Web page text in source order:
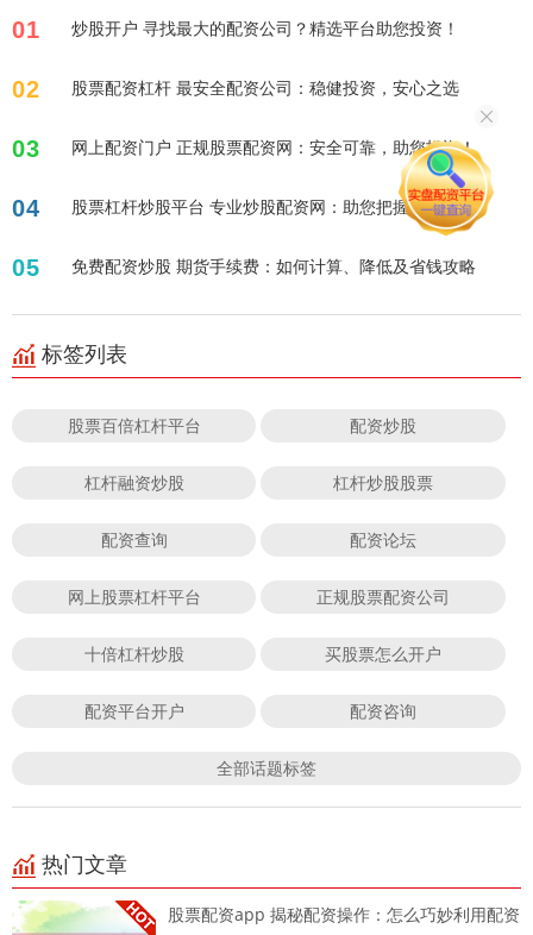
01 炒股开户 寻找最大的配资公司？精选平台助您投资！
02 股票配资杠杆 最安全配资公司：稳健投资，安心之选
03 网上配资门户 正规股票配资网：安全可靠，助您投资！
04 股票杠杆炒股平台 专业炒股配资网：助您把握投资先机！
05 免费配资炒股 期货手续费：如何计算、降低及省钱攻略
标签列表
股票百倍杠杆平台 配资炒股
杠杆融资炒股 杠杆炒股股票
配资查询 配资论坛
网上股票杠杆平台 正规股票配资公司
十倍杠杆炒股 买股票怎么开户
配资平台开户 配资咨询
全部话题标签
热门文章
股票配资app 揭秘配资操作：怎么巧妙利用配资